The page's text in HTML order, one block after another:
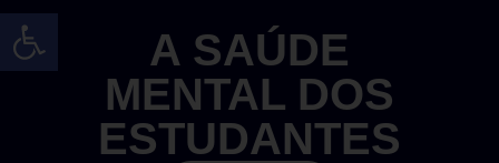
Abrir a barra de ferramentas
A SAÚDE
MENTAL DOS
ESTUDANTES